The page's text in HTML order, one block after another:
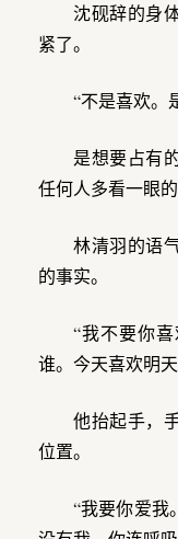
沈砚辞的身
紧了。
“不是喜欢。
是想要占有
任何人多看一眼
林清羽的语
的事实。
“我不要你
谁。今天喜欢明
他抬起手，
位置。
“我要你爱我